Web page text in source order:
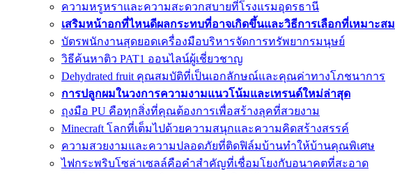
ความหรูหราและความสะดวกสบายที่โรงแรมอุดรธานี
เสริมหน้าอกที่ไหนดีผลกระทบที่อาจเกิดขึ้นและวิธีการเลือกที่เหมาะสม
บัตรพนักงานสุดยอดเครื่องมือบริหารจัดการทรัพยากรมนุษย์
วิธีค้นหาติว PAT1 ออนไลน์ผู้เชี่ยวชาญ
Dehydrated fruit คุณสมบัติที่เป็นเอกลักษณ์และคุณค่าทางโภชนาการ
การปลูกผมในวงการความงามแนวโน้มและเทรนด์ใหม่ล่าสุด
ถุงมือ PU คือทุกสิ่งที่คุณต้องการเพื่อสร้างลุคที่สวยงาม
Minecraft โลกที่เต็มไปด้วยความสนุกและความคิดสร้างสรรค์
ความสวยงามและความปลอดภัยที่ติดฟิล์มบ้านทำให้บ้านคุณพิเศษ
ไฟกระพริบโซล่าเซลล์คือคำสำคัญที่เชื่อมโยงกับอนาคตที่สะอาด